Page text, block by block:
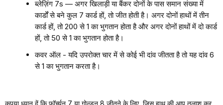
ब्लेज़िंग 7s — अगर खिलाड़ी या बैंकर दोनों के पास समान संख्या में
कार्डों से बने कुल 7 कार्ड हों, तो जीत होती है। अगर दोनों हाथों में तीन
कार्ड हों, तो 200 से 1 का भुगतान होता है और अगर दोनों हाथों में दो कार्ड
हों, तो 50 से 1 का भुगतान होता है।
कवर ऑल - यदि उपरोक्त चार में से कोई भी दांव जीतता है तो यह दांव 6
से 1 का भुगतान करता है।